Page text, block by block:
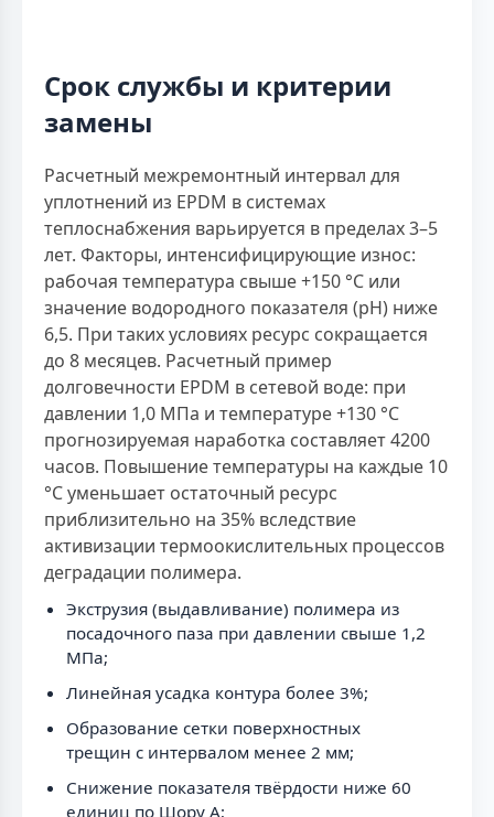
Срок службы и критерии
замены
Расчетный межремонтный интервал для
уплотнений из EPDM в системах
теплоснабжения варьируется в пределах 3–5
лет. Факторы, интенсифицирующие износ:
рабочая температура свыше +150 °С или
значение водородного показателя (pH) ниже
6,5. При таких условиях ресурс сокращается
до 8 месяцев. Расчетный пример
долговечности EPDM в сетевой воде: при
давлении 1,0 МПа и температуре +130 °С
прогнозируемая наработка составляет 4200
часов. Повышение температуры на каждые 10
°С уменьшает остаточный ресурс
приблизительно на 35% вследствие
активизации термоокислительных процессов
деградации полимера.
Экструзия (выдавливание) полимера из
посадочного паза при давлении свыше 1,2
МПа;
Линейная усадка контура более 3%;
Образование сетки поверхностных
трещин с интервалом менее 2 мм;
Снижение показателя твёрдости ниже 60
единиц по Шору А;